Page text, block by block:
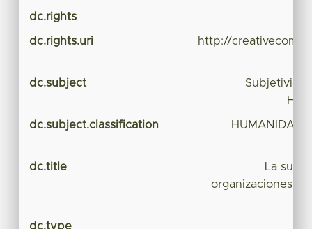
dc.rights
dc.rights.uri http://
dc.subject
dc.subject.classification
dc.title
La
organizaciones
dc.type